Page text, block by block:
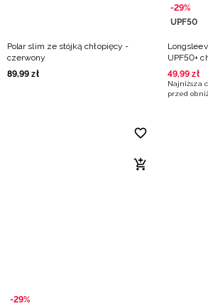
Polar slim ze stójką chłopięcy -
czerwony
89,99 zł
-29%
UPF50
UPF50+
49,99 zł
Najniższa
przed
-29%